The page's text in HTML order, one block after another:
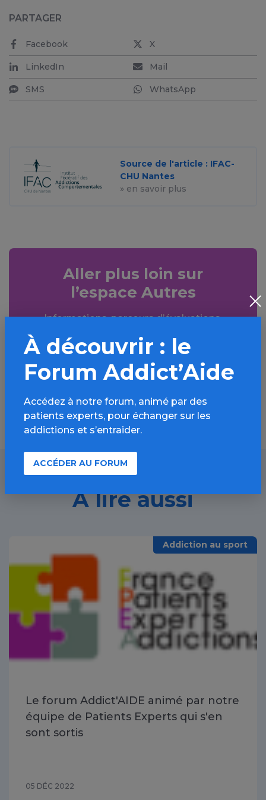
PARTAGER
Facebook X
LinkedIn Mail
SMS WhatsApp
Source de l'article : IFAC-
CHU Nantes
» en savoir plus
Aller plus loin sur
l’espace Autres
Informations, parcours d’évaluations,
ressources, actualités...
Découvrir
À lire aussi
Addiction au sport
Le forum Addict'AIDE animé par notre
équipe de Patients Experts qui s'en
sont sortis
05 DÉC 2022
À découvrir : le
Forum Addict’Aide
Accédez à notre forum, animé par des
patients experts, pour échanger sur les
addictions et s’entraider.
ACCÉDER AU FORUM